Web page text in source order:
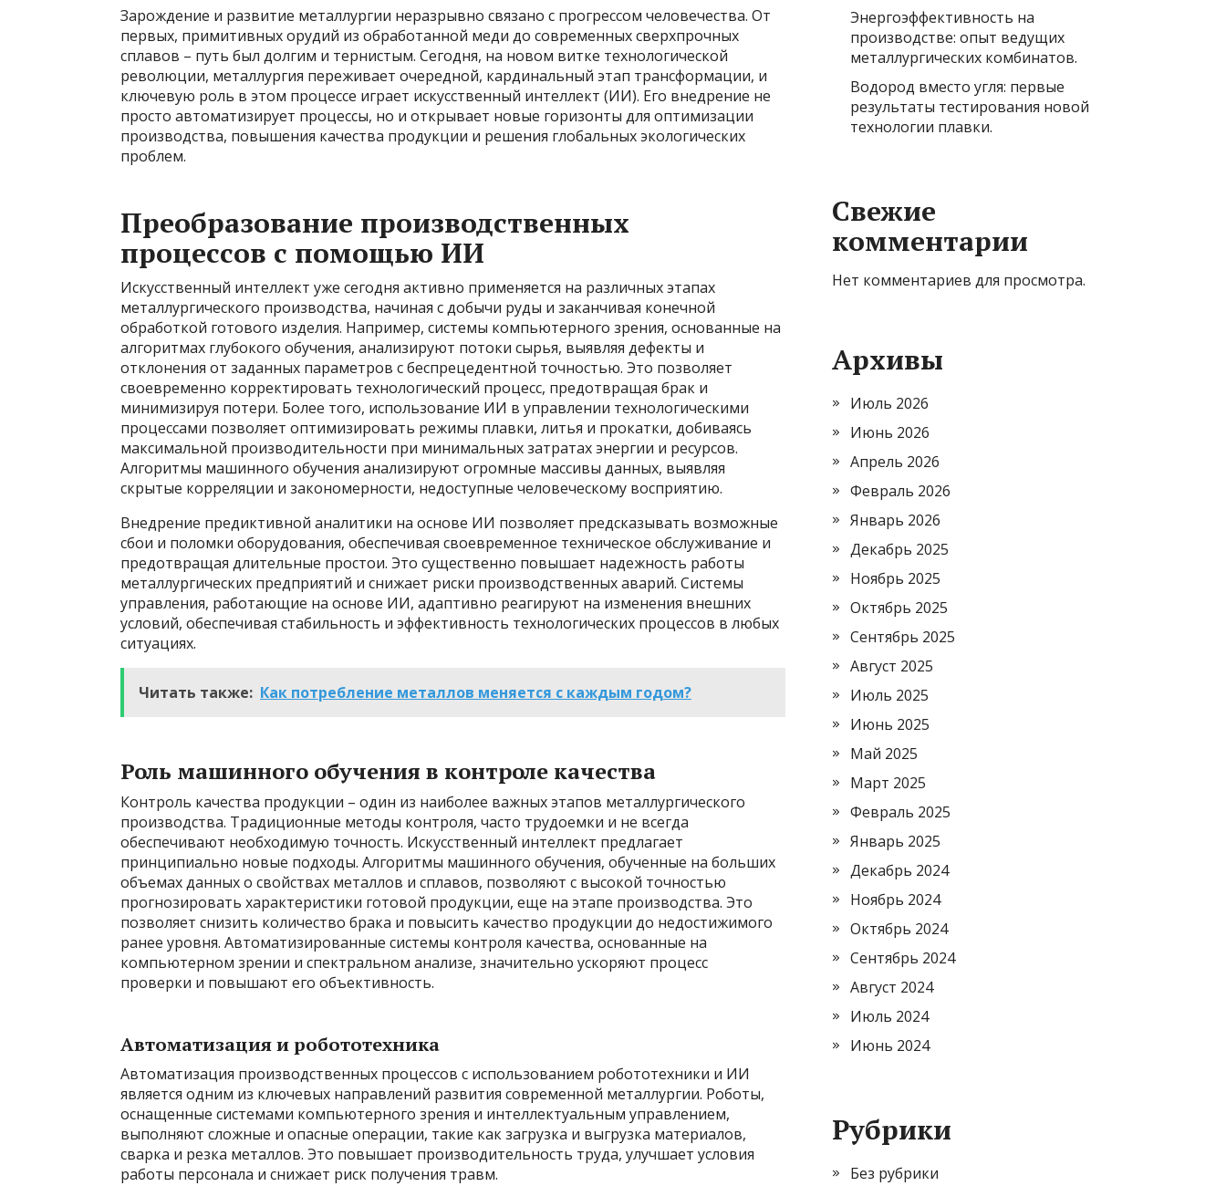
Зарождение и развитие металлургии неразрывно связано с прогрессом человечества. От
первых, примитивных орудий из обработанной меди до современных сверхпрочных
сплавов – путь был долгим и тернистым. Сегодня, на новом витке технологической
революции, металлургия переживает очередной, кардинальный этап трансформации, и
ключевую роль в этом процессе играет искусственный интеллект (ИИ). Его внедрение не
просто автоматизирует процессы, но и открывает новые горизонты для оптимизации
производства, повышения качества продукции и решения глобальных экологических
проблем.
Преобразование производственных
процессов с помощью ИИ
Искусственный интеллект уже сегодня активно применяется на различных этапах
металлургического производства, начиная с добычи руды и заканчивая конечной
обработкой готового изделия. Например, системы компьютерного зрения, основанные на
алгоритмах глубокого обучения, анализируют потоки сырья, выявляя дефекты и
отклонения от заданных параметров с беспрецедентной точностью. Это позволяет
своевременно корректировать технологический процесс, предотвращая брак и
минимизируя потери. Более того, использование ИИ в управлении технологическими
процессами позволяет оптимизировать режимы плавки, литья и прокатки, добиваясь
максимальной производительности при минимальных затратах энергии и ресурсов.
Алгоритмы машинного обучения анализируют огромные массивы данных, выявляя
скрытые корреляции и закономерности, недоступные человеческому восприятию.
Внедрение предиктивной аналитики на основе ИИ позволяет предсказывать возможные
сбои и поломки оборудования, обеспечивая своевременное техническое обслуживание и
предотвращая длительные простои. Это существенно повышает надежность работы
металлургических предприятий и снижает риски производственных аварий. Системы
управления, работающие на основе ИИ, адаптивно реагируют на изменения внешних
условий, обеспечивая стабильность и эффективность технологических процессов в любых
ситуациях.
Читать также: Как потребление металлов меняется с каждым годом?
Роль машинного обучения в контроле качества
Контроль качества продукции – один из наиболее важных этапов металлургического
производства. Традиционные методы контроля, часто трудоемки и не всегда
обеспечивают необходимую точность. Искусственный интеллект предлагает
принципиально новые подходы. Алгоритмы машинного обучения, обученные на больших
объемах данных о свойствах металлов и сплавов, позволяют с высокой точностью
прогнозировать характеристики готовой продукции, еще на этапе производства. Это
позволяет снизить количество брака и повысить качество продукции до недостижимого
ранее уровня. Автоматизированные системы контроля качества, основанные на
компьютерном зрении и спектральном анализе, значительно ускоряют процесс
проверки и повышают его объективность.
Автоматизация и робототехника
Автоматизация производственных процессов с использованием робототехники и ИИ
является одним из ключевых направлений развития современной металлургии. Роботы,
оснащенные системами компьютерного зрения и интеллектуальным управлением,
выполняют сложные и опасные операции, такие как загрузка и выгрузка материалов,
сварка и резка металлов. Это повышает производительность труда, улучшает условия
работы персонала и снижает риск получения травм.
Энергоэффективность на
производстве: опыт ведущих
металлургических комбинатов.
Водород вместо угля: первые
результаты тестирования новой
технологии плавки.
Свежие
комментарии
Нет комментариев для просмотра.
Архивы
Июль 2026
Июнь 2026
Апрель 2026
Февраль 2026
Январь 2026
Декабрь 2025
Ноябрь 2025
Октябрь 2025
Сентябрь 2025
Август 2025
Июль 2025
Июнь 2025
Май 2025
Март 2025
Февраль 2025
Январь 2025
Декабрь 2024
Ноябрь 2024
Октябрь 2024
Сентябрь 2024
Август 2024
Июль 2024
Июнь 2024
Рубрики
Без рубрики